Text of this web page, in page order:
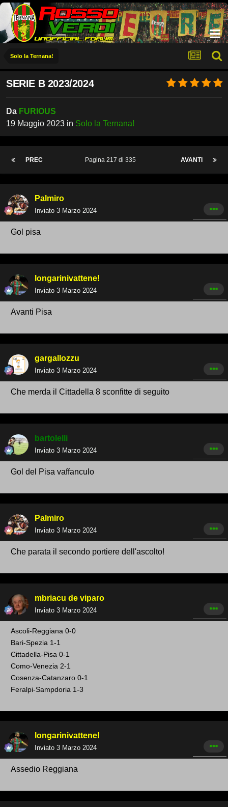
Solo la Ternana!
SERIE B 2023/2024
Da FURIOUS
19 Maggio 2023 in Solo la Ternana!
PREC AVANTI
Pagina 217 di 335
Palmiro
Inviato 3 Marzo 2024
Gol pisa
longarinivattene!
Inviato 3 Marzo 2024
Avanti Pisa
gargallozzu
Inviato 3 Marzo 2024
Che merda il Cittadella 8 sconfitte di seguito
bartolelli
Inviato 3 Marzo 2024
Gol del Pisa vaffanculo
Palmiro
Inviato 3 Marzo 2024
Che parata il secondo portiere dell'ascolto!
mbriacu de viparo
Inviato 3 Marzo 2024
Ascoli-Reggiana 0-0
Bari-Spezia 1-1
Cittadella-Pisa 0-1
Como-Venezia 2-1
Cosenza-Catanzaro 0-1
Feralpi-Sampdoria 1-3
longarinivattene!
Inviato 3 Marzo 2024
Assedio Reggiana